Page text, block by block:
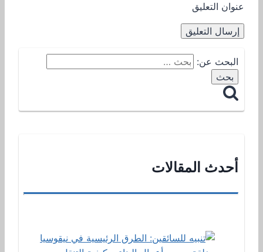
عنوان التعليق
البحث عن:
أحدث المقالات